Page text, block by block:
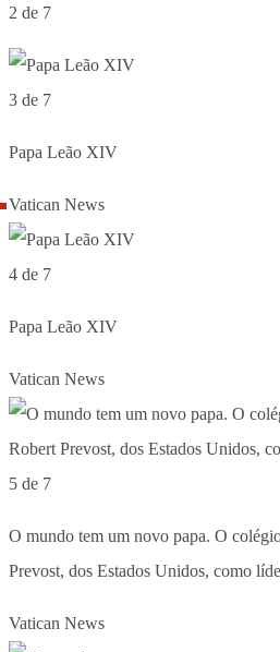
2 de 7
3 de 7
Papa Leão XIV
Vatican News
4 de 7
Papa Leão XIV
Vatican News
5 de 7
O mundo tem um novo papa. O
Prevost, dos Estados Unidos, como
Vatican News